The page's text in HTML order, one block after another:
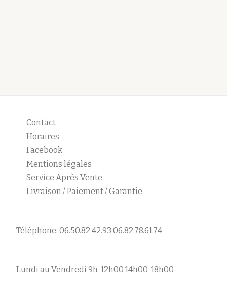
Contact
Horaires
Facebook
Mentions légales
Service Après Vente
Livraison / Paiement / Garantie
Téléphone: 06.50.82.42.93 06.82.78.61.74
Lundi au Vendredi 9h-12h00 14h00-18h00